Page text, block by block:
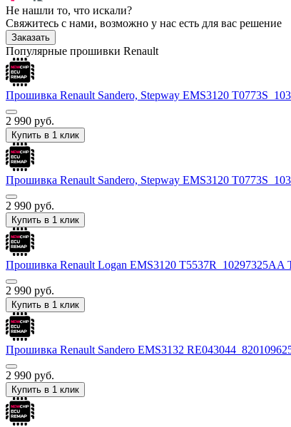
Не нашли то, что искали?
Свяжитесь с нами, возможно у нас есть для вас решение
Заказать
Популярные прошивки Renault
Прошивка Renault Sandero, Stepway EMS3120
2 990 руб.
Купить в 1 клик
Прошивка Renault Sandero, Stepway EMS3120
2 990 руб.
Купить в 1 клик
Прошивка Renault Logan EMS3120
2 990 руб.
Купить в 1 клик
Прошивка Renault Sandero EMS3132
2 990 руб.
Купить в 1 клик